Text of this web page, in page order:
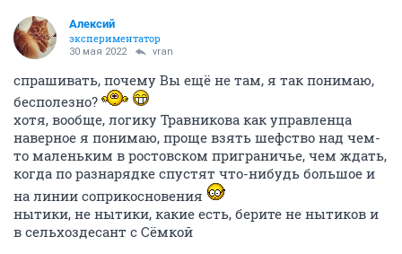
Алексий
экспериментатор
30 мая 2022 vran
спрашивать, почему Вы ещё не там, я так понимаю,
бесполезно?
хотя, вообще, логику Травникова как управленца
наверное я понимаю, проще взять шефство над чем-
то маленьким в ростовском приграничье, чем ждать,
когда по разнарядке спустят что-нибудь большое и
на линии соприкосновения
нытики, не нытики, какие есть, берите не нытиков и
в сельхоздесант с Сёмкой